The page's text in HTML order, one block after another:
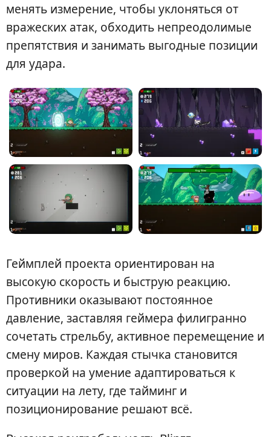
менять измерение, чтобы уклоняться от
вражеских атак, обходить непреодолимые
препятствия и занимать выгодные позиции
для удара.
Геймплей проекта ориентирован на
высокую скорость и быструю реакцию.
Противники оказывают постоянное
давление, заставляя геймера филигранно
сочетать стрельбу, активное перемещение и
смену миров. Каждая стычка становится
проверкой на умение адаптироваться к
ситуации на лету, где тайминг и
позиционирование решают всё.